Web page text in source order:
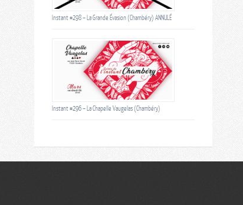
Instant #298 – La Grande Évasion (Chambéry) ANNULÉ
Instant #296 – La Chapelle Vaugelas (Chambéry)